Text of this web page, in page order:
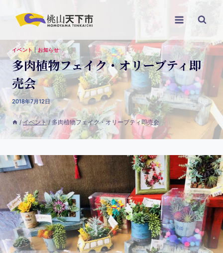
イベント|お知らせ
多肉植物フェイク・オリーブティ即
売会
2018年7月12日
/ イベント / 多肉植物フェイク・オリーブティ即売会